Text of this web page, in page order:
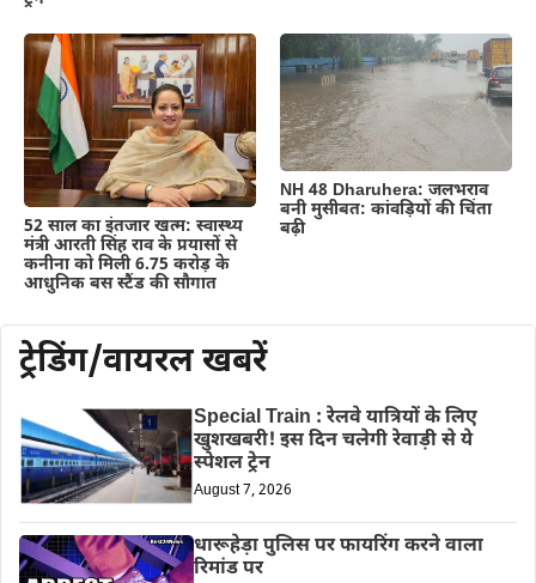
52 साल का इंतजार खत्म: स्वास्थ्य
मंत्री आरती सिंह राव के प्रयासों से
कनीना को मिली 6.75 करोड़ के
आधुनिक बस स्टैंड की सौगात
NH 48 Dharuhera: जलभराव
बनी मुसीबत: कांवड़ियों की चिंता
बढ़ी
ट्रेडिंग/वायरल खबरें
Special Train : रेलवे यात्रियों के लिए
खुशखबरी! इस दिन चलेगी रेवाड़ी से ये
स्पेशल ट्रेन
August 7, 2026
धारूहेड़ा पुलिस पर फायरिंग करने वाला
रिमांड पर